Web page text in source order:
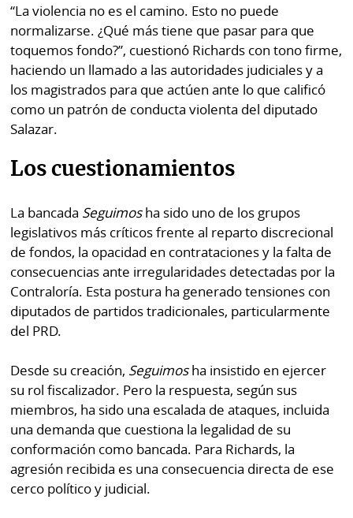
“La violencia no es el camino. Esto no puede
normalizarse. ¿Qué más tiene que pasar para que
toquemos fondo?”, cuestionó Richards con tono firme,
haciendo un llamado a las autoridades judiciales y a
los magistrados para que actúen ante lo que calificó
como un patrón de conducta violenta del diputado
Salazar.
Los cuestionamientos
La bancada Seguimosha sido uno de los grupos
legislativos más críticos frente al reparto discrecional
de fondos, la opacidad en contrataciones y la falta de
consecuencias ante irregularidades detectadas por la
Contraloría. Esta postura ha generado tensiones con
diputados de partidos tradicionales, particularmente
del PRD.
Desde su creación, Seguimosha insistido en ejercer
su rol fiscalizador. Pero la respuesta, según sus
miembros, ha sido una escalada de ataques, incluida
una demanda que cuestiona la legalidad de su
conformación como bancada. Para Richards, la
agresión recibida es una consecuencia directa de ese
cerco político y judicial.